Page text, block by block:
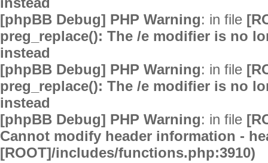
[phpBB Debug] PHP Warning: in file
preg_replace(): The /e modifier is no
instead
[phpBB Debug] PHP Warning: in file
preg_replace(): The /e modifier is no
instead
[phpBB Debug] PHP Warning: in file
Cannot modify header information -
[ROOT]/includes/functions.php:3910)